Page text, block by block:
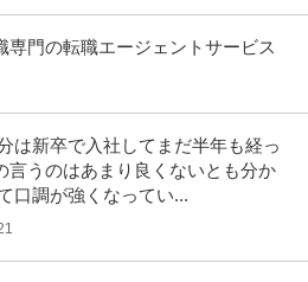
業独自の技術で引き合い多数！！土
与4カ月分
実 寮完備
建設＞建設・建築・土木 ※会員属性などに
専門の転職エージェントサービス
は新卒で入社してまだ半年も経っ
言うのはあまり良くないとも分か
口調が強くなってい...